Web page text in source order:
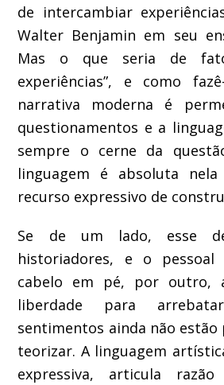
de intercambiar
Walter Benjamin em seu
Mas o que seria de fato
experiências”, e como
narrativa moderna é
questionamentos e a
sempre o cerne da
linguagem é absoluta
recurso expressivo de
Se de um lado, esse
historiadores, e o
cabelo em pé, por outro,
liberdade para
sentimentos ainda não
teorizar. A linguagem
expressiva, articula